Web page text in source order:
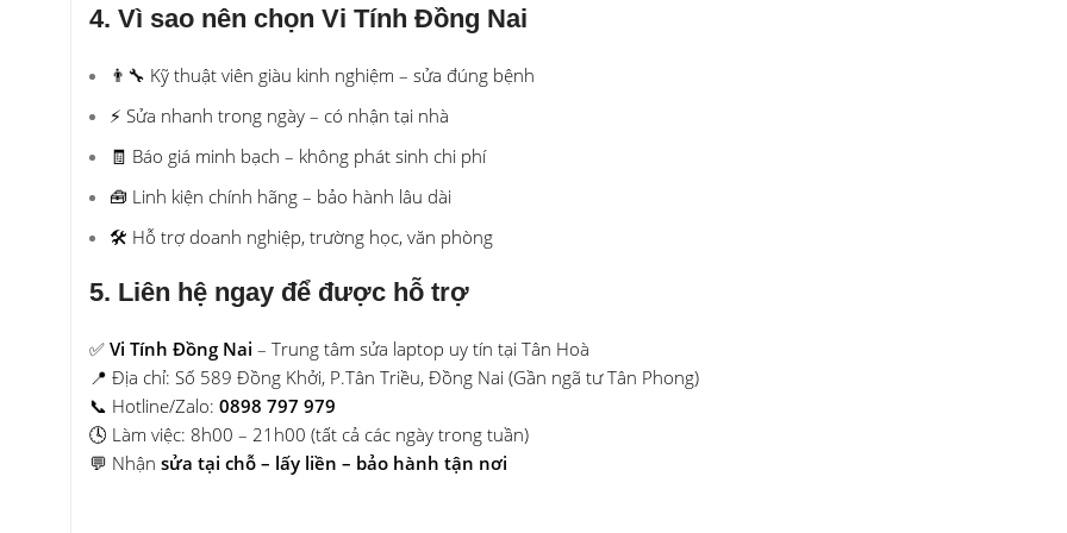
4. Vì sao nên chọn Vi Tính Đồng Nai
👨‍🔧 Kỹ thuật viên giàu kinh nghiệm – sửa đúng bệnh
⚡ Sửa nhanh trong ngày – có nhận tại nhà
🧾 Báo giá minh bạch – không phát sinh chi phí
🧰 Linh kiện chính hãng – bảo hành lâu dài
🛠 Hỗ trợ doanh nghiệp, trường học, văn phòng
5. Liên hệ ngay để được hỗ trợ
✅ Vi Tính Đồng Nai – Trung tâm sửa laptop uy tín tại Tân Hoà
📍 Địa chỉ: Số 589 Đồng Khởi, P.Tân Triều, Đồng Nai (Gần ngã tư Tân Phong)
📞 Hotline/Zalo: 0898 797 979
🕓 Làm việc: 8h00 – 21h00 (tất cả các ngày trong tuần)
💬 Nhận sửa tại chỗ – lấy liền – bảo hành tận nơi